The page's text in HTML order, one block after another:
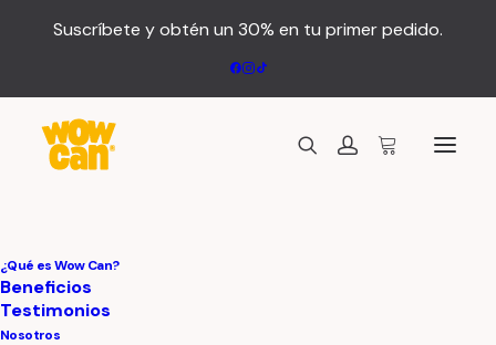
Suscríbete y obtén un 30% en tu primer pedido.
¿Qué es Wow Can?
Beneficios
Testimonios
Nosotros